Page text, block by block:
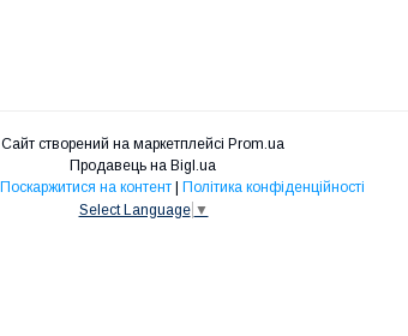
Сайт створений на маркетплейсі Prom.ua
Продавець на Bigl.ua
Поскаржитися на контент
Політика конфіденційності
Select Language ▼